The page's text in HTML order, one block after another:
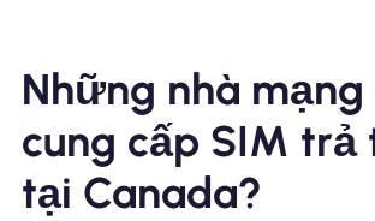
Những nhà mạng
cung cấp SIM
tại Canada?